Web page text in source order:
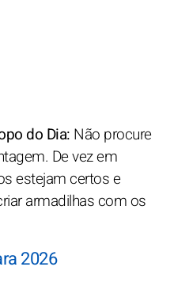
do Dia: Não procure
De vez em
estejam certos e
armadilhas com os
2026